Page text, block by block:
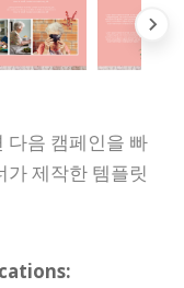
다음 캠페인을 빠
가 제작한 템플릿